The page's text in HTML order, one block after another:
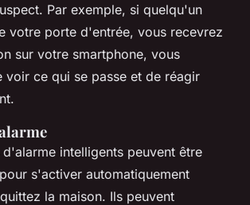
Par exemple, si quelqu'un
votre porte d'entrée, vous recevrez
sur votre smartphone, vous
voir ce qui se passe et de réagir
d'alarme intelligents peuvent être
s'activer automatiquement
la maison. Ils peuvent